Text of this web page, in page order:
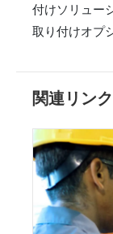
付けソリュー
取り付けオプ
関連リンク